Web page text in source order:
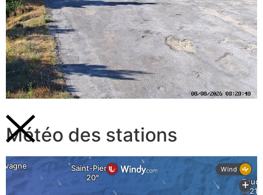
Météo des stations